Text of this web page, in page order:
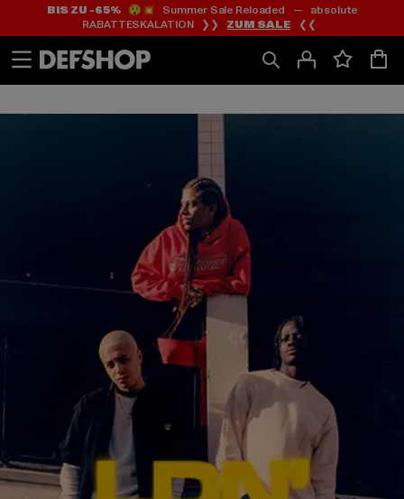
Zum
Inhalt
springen
Zum
Fußzeile
springen
BIS ZU -65%😲💥 Summer Sale Reloaded — absolute
RABATTESKALATION ❯❯ ZUM SALE ❮❮